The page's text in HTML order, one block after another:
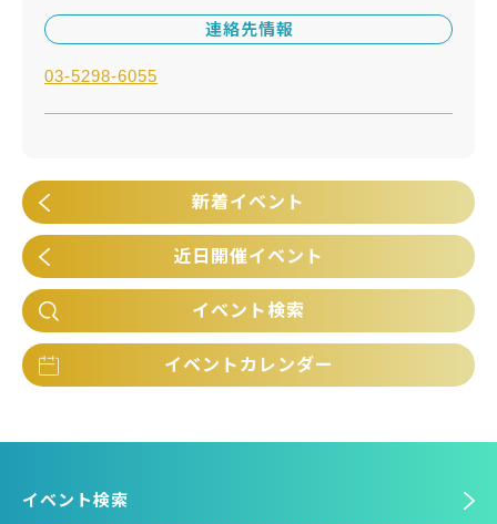
連絡先情報
03-5298-6055
新着イベント
近日開催イベント
イベント検索
イベントカレンダー
イベント検索